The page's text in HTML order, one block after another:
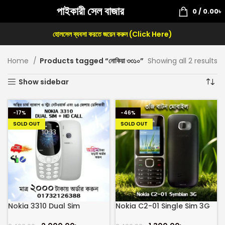
পাইকারী সেল বাজার 0/ 0.00৳
হোলসেল ব্যবসা করতে জয়েন করুন (Click Here)
Home Products tagged “নোকিয়া ৩৩১০” Showing all 2 results
Show sidebar
-17%
SOLD OUT
Nokia 3310 Dual Sim
-46%
SOLD OUT
Nokia C2-01 Single Sim 3G